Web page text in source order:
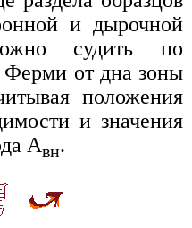
и дырочной
судить по
Ферми от дна зоны
положения
и значения
Авн.